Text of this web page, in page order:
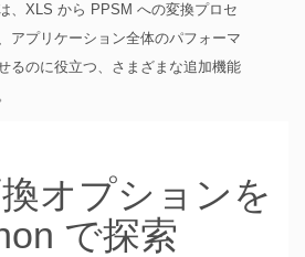
、XLS から PPSM への変換プロセ
アプリケーション全体のパフォーマ
るのに役立つ、さまざまな追加機能
オプションを
で探索